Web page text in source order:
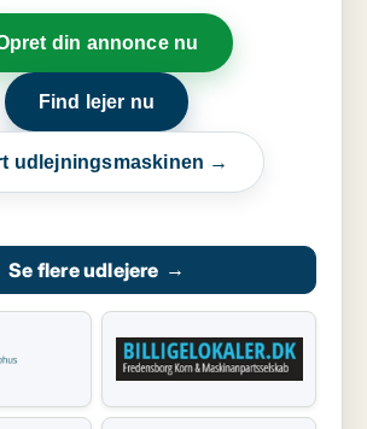
din annonce nu
Find lejer nu
udlejningsmaskinen →
Se flere udlejere →